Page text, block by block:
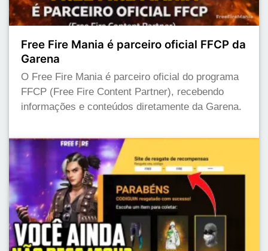
Free Fire Mania é parceiro oficial FFCP da
Garena
O Free Fire Mania é parceiro oficial do programa
FFCP (Free Fire Content Partner), recebendo
informações e conteúdos diretamente da Garena.